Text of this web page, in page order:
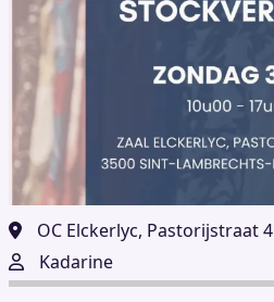
OC Elckerlyc, Pastorijstraat 4
Kadarine